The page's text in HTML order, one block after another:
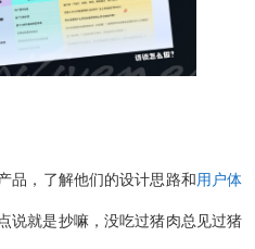
品，了解他们的设计思路和用户体
说就是抄嘛，没吃过猪肉总见过猪